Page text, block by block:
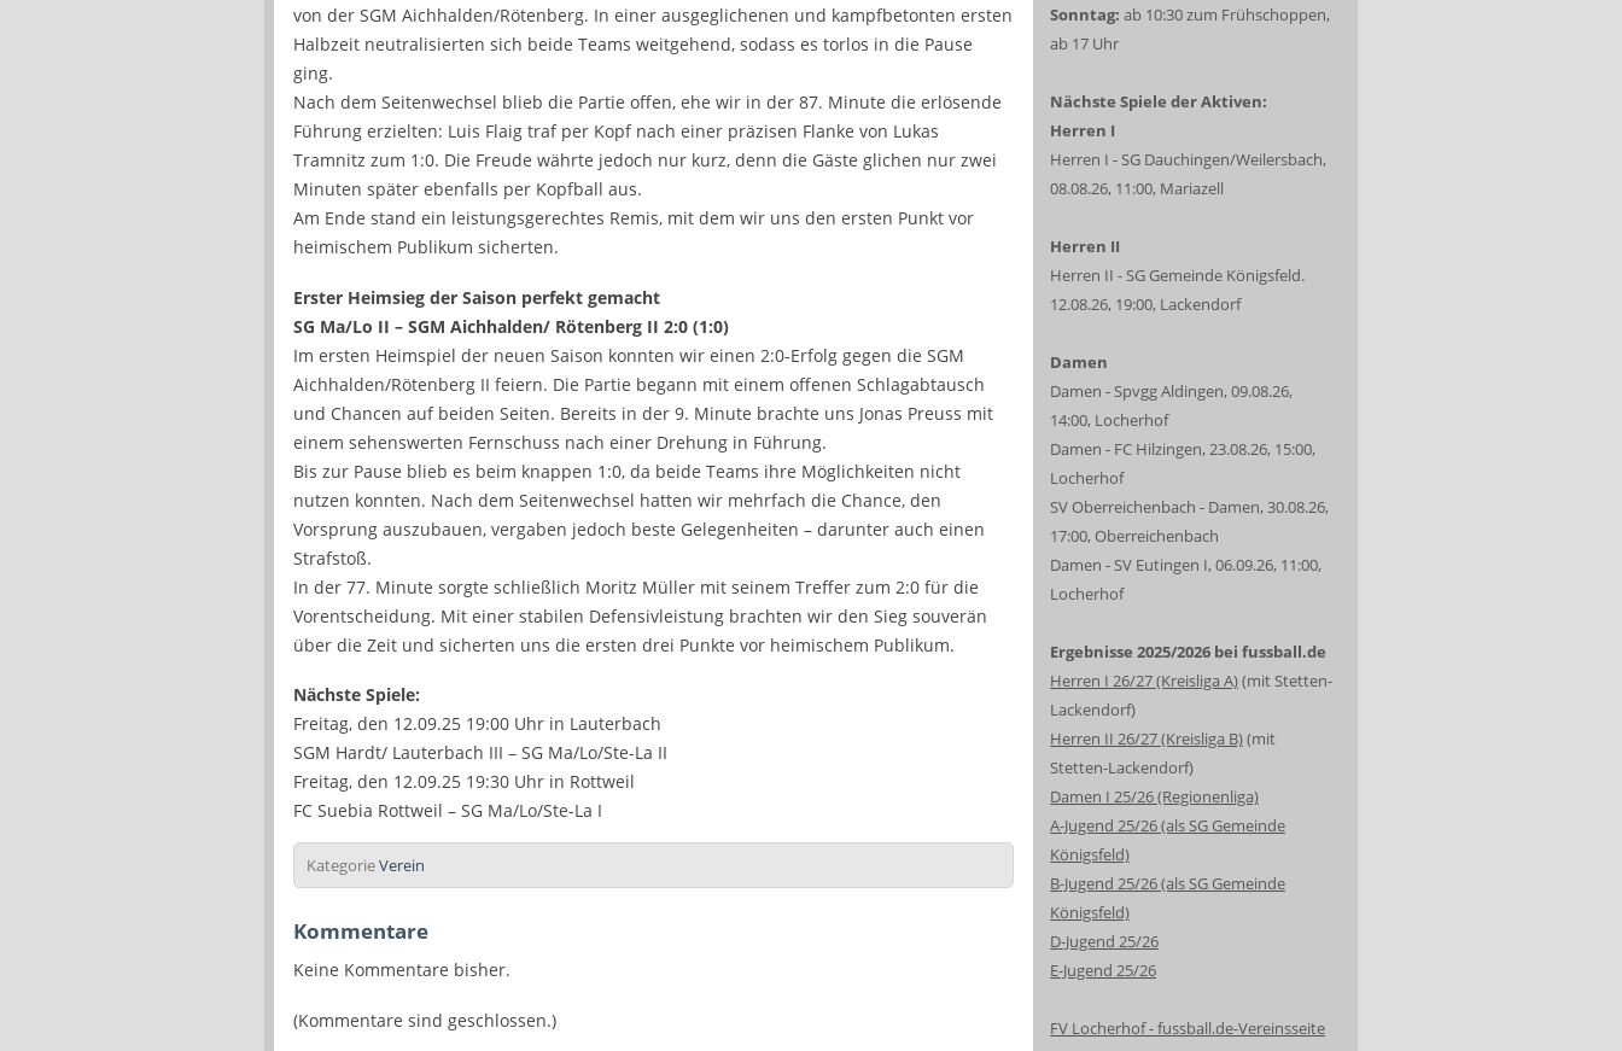
von der SGM Aichhalden/Rötenberg. In einer ausgeglichenen und kampfbetonten ersten
Halbzeit neutralisierten sich beide Teams weitgehend, sodass es torlos in die Pause
ging.
Nach dem Seitenwechsel blieb die Partie offen, ehe wir in der 87. Minute die erlösende
Führung erzielten: Luis Flaig traf per Kopf nach einer präzisen Flanke von Lukas
Tramnitz zum 1:0. Die Freude währte jedoch nur kurz, denn die Gäste glichen nur zwei
Minuten später ebenfalls per Kopfball aus.
Am Ende stand ein leistungsgerechtes Remis, mit dem wir uns den ersten Punkt vor
heimischem Publikum sicherten.
Erster Heimsieg der Saison perfekt gemacht
SG Ma/Lo II – SGM Aichhalden/ Rötenberg II 2:0 (1:0)
Im ersten Heimspiel der neuen Saison konnten wir einen 2:0-Erfolg gegen die SGM
Aichhalden/Rötenberg II feiern. Die Partie begann mit einem offenen Schlagabtausch
und Chancen auf beiden Seiten. Bereits in der 9. Minute brachte uns Jonas Preuss mit
einem sehenswerten Fernschuss nach einer Drehung in Führung.
Bis zur Pause blieb es beim knappen 1:0, da beide Teams ihre Möglichkeiten nicht
nutzen konnten. Nach dem Seitenwechsel hatten wir mehrfach die Chance, den
Vorsprung auszubauen, vergaben jedoch beste Gelegenheiten – darunter auch einen
Strafstoß.
In der 77. Minute sorgte schließlich Moritz Müller mit seinem Treffer zum 2:0 für die
Vorentscheidung. Mit einer stabilen Defensivleistung brachten wir den Sieg souverän
über die Zeit und sicherten uns die ersten drei Punkte vor heimischem Publikum.
Nächste Spiele:
Freitag, den 12.09.25 19:00 Uhr in Lauterbach
SGM Hardt/ Lauterbach III – SG Ma/Lo/Ste-La II
Freitag, den 12.09.25 19:30 Uhr in Rottweil
FC Suebia Rottweil – SG Ma/Lo/Ste-La I
KategorieVerein
Kommentare
Keine Kommentare bisher.
(Kommentare sind geschlossen.)
Sonntag: ab 10:30 zum Frühschoppen,
ab 17 Uhr
Nächste Spiele der Aktiven:
Herren I
Herren I - SG Dauchingen/Weilersbach,
08.08.26, 11:00, Mariazell
Herren II
Herren II - SG Gemeinde Königsfeld.
12.08.26, 19:00, Lackendorf
Damen
Damen - Spvgg Aldingen, 09.08.26,
14:00, Locherhof
Damen - FC Hilzingen, 23.08.26, 15:00,
Locherhof
SV Oberreichenbach - Damen, 30.08.26,
17:00, Oberreichenbach
Damen - SV Eutingen I, 06.09.26, 11:00,
Locherhof
Ergebnisse 2025/2026 bei fussball.de
Herren I 26/27 (Kreisliga A)(mit Stetten-
Lackendorf)
Herren II 26/27 (Kreisliga B)(mit
Stetten-Lackendorf)
Damen I 25/26 (Regionenliga)
A-Jugend 25/26 (als SG Gemeinde
Königsfeld)
B-Jugend 25/26 (als SG Gemeinde
Königsfeld)
D-Jugend 25/26
E-Jugend 25/26
FV Locherhof - fussball.de-Vereinsseite